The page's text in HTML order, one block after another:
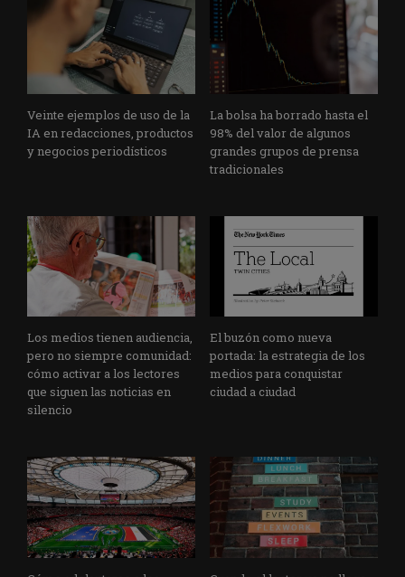
Veinte ejemplos de uso de la
IA en redacciones, productos
y negocios periodísticos
La bolsa ha borrado hasta el
98% del valor de algunos
grandes grupos de prensa
tradicionales
Los medios tienen audiencia,
pero no siempre comunidad:
cómo activar a los lectores
que siguen las noticias en
silencio
El buzón como nueva
portada: la estrategia de los
medios para conquistar
ciudad a ciudad